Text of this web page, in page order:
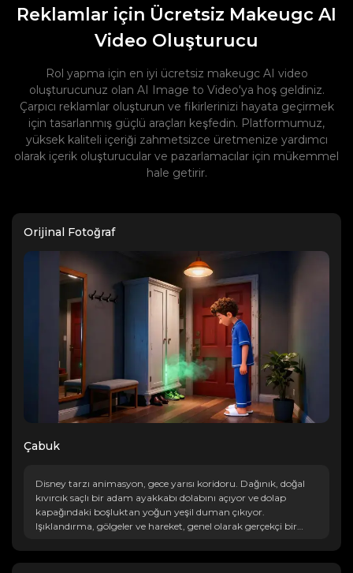
Reklamlar için Ücretsiz Makeugc AI
Video Oluşturucu
Rol yapma için en iyi ücretsiz makeugc AI video
oluşturucunuz olan AI Image to Video'ya hoş geldiniz.
Çarpıcı reklamlar oluşturun ve fikirlerinizi hayata geçirmek
için tasarlanmış güçlü araçları keşfedin. Platformumuz,
yüksek kaliteli içeriği zahmetsizce üretmenize yardımcı
olarak içerik oluşturucular ve pazarlamacılar için mükemmel
hale getirir.
Orijinal Fotoğraf
Çabuk
Disney tarzı animasyon, gece yarısı koridoru. Dağınık, doğal
kıvırcık saçlı bir adam ayakkabı dolabını açıyor ve dolap
kapağındaki boşluktan yoğun yeşil duman çıkıyor.
Işıklandırma, gölgeler ve hareket, genel olarak gerçekçi bir